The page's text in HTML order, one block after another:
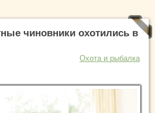
чиновники охотились в
Охота и рыбалка